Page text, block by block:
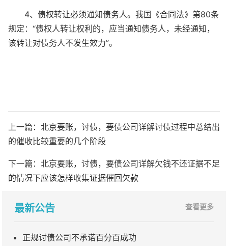
4、债权转让必须通知债务人。我国《合同法》第80条
规定：“债权人转让权利的，应当通知债务人，未经通知，
该转让对债务人不发生效力”。
上一篇： 北京要账，讨债，要债公司详解讨债过程中总结出
的催收比较重要的几个阶段
下一篇： 北京要账，讨债，要债公司详解欠钱不还证据不足
的情况下应该怎样收集证据催回欠款
最新公告 查看更多
正规讨债公司不承诺百分百成功